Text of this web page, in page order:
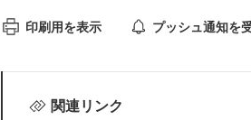
印刷用を表示 プッシュ通知を
関連リンク